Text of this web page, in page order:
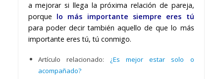
a mejorar si llega la próxima relación de pareja,
porque lo más importante siempre eres tú
para poder decir también aquello de que lo más
importante eres tú, tú conmigo.
Artículo relacionado: ¿Es mejor estar solo o
acompañado?